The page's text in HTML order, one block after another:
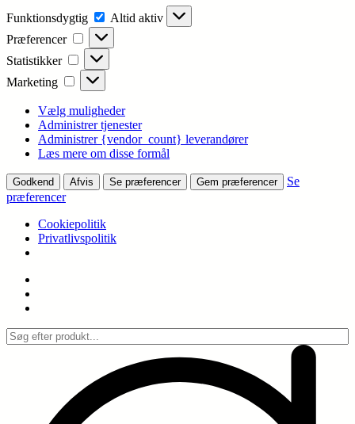
Funktionsdygtig Funktionsdygtig
Altid aktiv
Præferencer
Præferencer
Statistikker Statistikker
Marketing Marketing
Vælg muligheder
Administrer tjenester
Administrer {vendor_count} leverandører
Læs mere om disse formål
Godkend Afvis Se præferencer Gem præferencer
Se
præferencer
Cookiepolitik
Privatlivspolitik
Spring
indhold